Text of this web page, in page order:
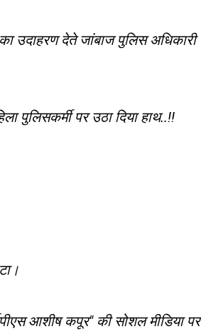
उदाहरण देते जांबाज पुलिस अधिकारी
पुलिसकर्मी पर उठा दिया हाथ..‼️
आशीष कपूर" की सोशल मीडिया पर